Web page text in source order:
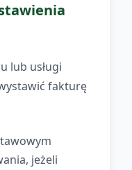
lub usługi
fakturę
jeżeli